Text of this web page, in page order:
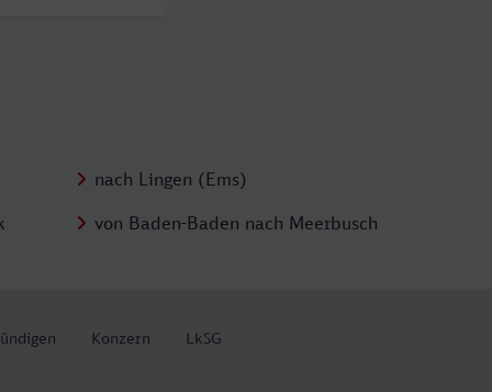
nach Lingen (Ems)
von Baden-Baden nach Meerbusch
Konzern LkSG